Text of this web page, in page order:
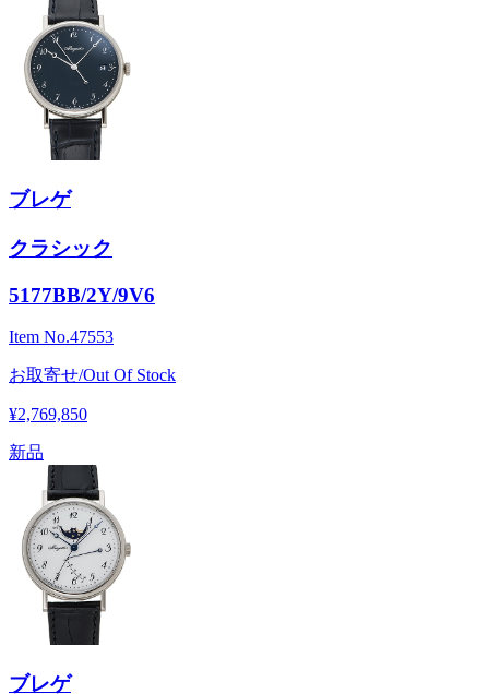
ブレゲ
クラシック
5177BB/2Y/9V6
Item No.47553
お取寄せ/Out Of Stock
¥2,769,850
新品
ブレゲ